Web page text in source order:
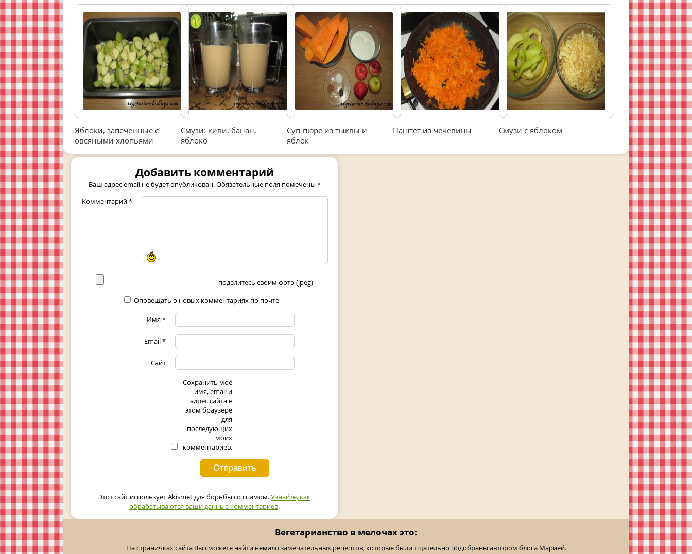
Яблоки, запеченные с
овсяными хлопьями
Смузи: киви, банан,
яблоко
Суп-пюре из тыквы и
яблок
Паштет из чечевицы Смузи с яблоком
Добавить комментарий
Ваш адрес email не будет опубликован.Обязательные поля помечены *
Комментарий*
поделитесь своим фото (jpeg)
Оповещать о новых комментариях по почте
Имя*
Email*
Сайт
Сохранить моё
имя, email и
адрес сайта в
этом браузере
для
последующих
моих
комментариев.
Этот сайт использует Akismet для борьбы со спамом.Узнайте, как
обрабатываются ваши данные комментариев.
Вегетарианство в мелочах это:
На страничках сайта Вы сможете найти немало замечательных рецептов, которые были тщательно подобраны автором блога Марией.